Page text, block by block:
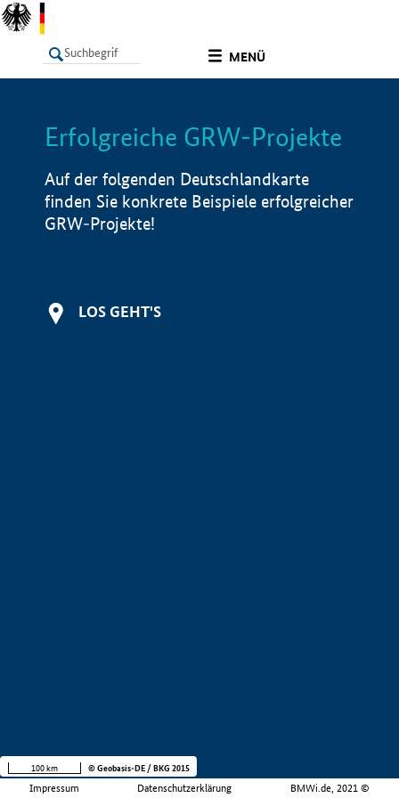
MENÜ
LISTE Info
Erfolgreiche GRW-Projekte
Auf der folgenden Deutschlandkarte
finden Sie konkrete Beispiele erfolgreicher
GRW-Projekte!
LOS GEHT'S
Impressum Datenschutzerklärung BMWi.de, 2021 ©
100 km © Geobasis-DE / BKG 2015